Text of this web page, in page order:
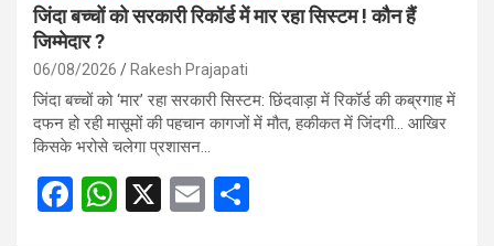
जिंदा बच्चों को सरकारी रिकॉर्ड में मार रहा सिस्टम ! कौन हैं
जिम्मेदार ?
06/08/2026 Rakesh Prajapati
जिंदा बच्चों को ‘मार’ रहा सरकारी सिस्टम: छिंदवाड़ा में रिकॉर्ड की कब्रगाह में
दफन हो रही मासूमों की पहचान कागजों में मौत, हकीकत में जिंदगी… आखिर
किसके भरोसे चलेगा प्रशासन…
F
W X
E